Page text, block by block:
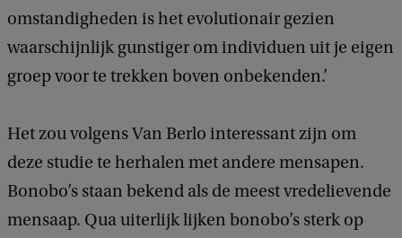
omstandigheden is het evolutionair gezien
waarschijnlijk gunstiger om individuen uit je eigen
groep voor te trekken boven onbekenden.’
Het zou volgens Van Berlo interessant zijn om
deze studie te herhalen met andere mensapen.
Bonobo’s staan bekend als de meest vredelievende
mensaap. Qua uiterlijk lijken bonobo’s sterk op